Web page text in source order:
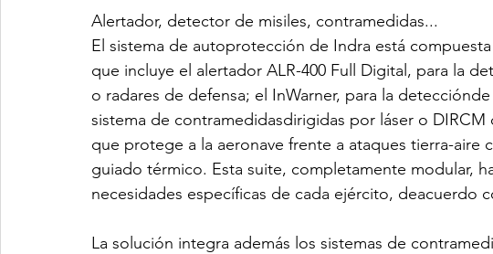
Alertador, detector de misiles, contramedidas...
El sistema de autoprotección de Indra está
que incluye el alertador ALR-400 Full Digital, para la
o radares de defensa; el InWarner, para la
sistema de contramedidasdirigidas por láser o
que protege a la aeronave frente a ataques tierra-aire
guiado térmico. Esta suite, completamente modular,
necesidades específicas de cada ejército, deacuerdo
La solución integra además los sistemas de